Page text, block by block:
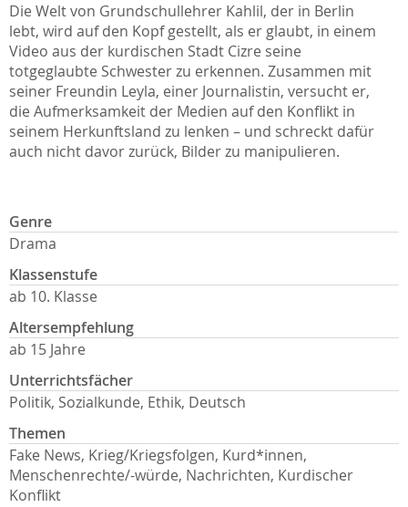
Die Welt von Grundschullehrer Kahlil, der in Berlin
lebt, wird auf den Kopf gestellt, als er glaubt, in einem
Video aus der kurdischen Stadt Cizre seine
totgeglaubte Schwester zu erkennen. Zusammen mit
seiner Freundin Leyla, einer Journalistin, versucht er,
die Aufmerksamkeit der Medien auf den Konflikt in
seinem Herkunftsland zu lenken – und schreckt dafür
auch nicht davor zurück, Bilder zu manipulieren.
Genre
Drama
Klassenstufe
ab 10. Klasse
Altersempfehlung
ab 15 Jahre
Unterrichtsfächer
Politik, Sozialkunde, Ethik, Deutsch
Themen
Fake News, Krieg/Kriegsfolgen, Kurd*innen,
Menschenrechte/-würde, Nachrichten, Kurdischer
Konflikt